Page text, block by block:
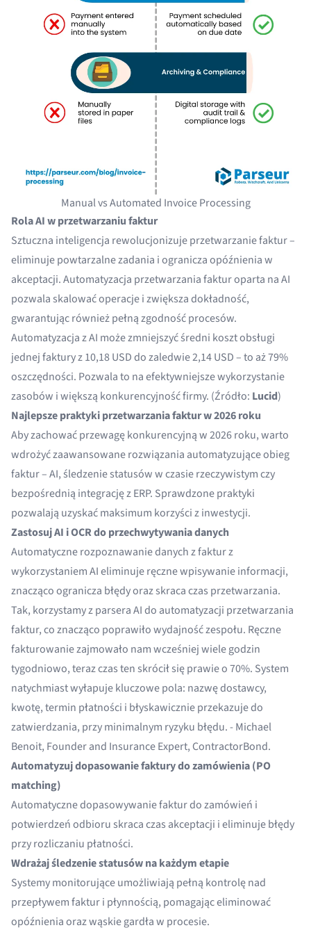
Manual vs Automated Invoice Processing
Rola AI w przetwarzaniu faktur
Sztuczna inteligencja rewolucjonizuje przetwarzanie faktur –
eliminuje powtarzalne zadania i ogranicza opóźnienia w
akceptacji.Automatyzacja przetwarzania faktur oparta na AI
pozwala skalować operacje i zwiększa dokładność,
gwarantując również pełną zgodność procesów.
Automatyzacja z AI może zmniejszyć średni koszt obsługi
jednej faktury z 10,18 USD do zaledwie 2,14 USD – to aż 79%
oszczędności. Pozwala to na efektywniejsze wykorzystanie
zasobów i większą konkurencyjność firmy. (Źródło: Lucid)
Najlepsze praktyki przetwarzania faktur w 2026 roku
Aby zachować przewagę konkurencyjną w 2026 roku, warto
wdrożyć zaawansowane rozwiązania automatyzujące obieg
faktur – AI, śledzenie statusów w czasie rzeczywistym czy
bezpośrednią integrację z ERP. Sprawdzone praktyki
pozwalają uzyskać maksimum korzyści z inwestycji.
Zastosuj AI i OCR do przechwytywania danych
Automatyczne rozpoznawanie danych z faktur z
wykorzystaniem AI eliminuje ręczne wpisywanie informacji,
znacząco ogranicza błędy oraz skraca czas przetwarzania.
Tak, korzystamy z parsera AI do automatyzacji przetwarzania
faktur, co znacząco poprawiło wydajność zespołu. Ręczne
fakturowanie zajmowało nam wcześniej wiele godzin
tygodniowo, teraz czas ten skrócił się prawie o 70%. System
natychmiast wyłapuje kluczowe pola: nazwę dostawcy,
kwotę, termin płatności i błyskawicznie przekazuje do
zatwierdzania, przy minimalnym ryzyku błędu. - Michael
Benoit, Founder and Insurance Expert, ContractorBond.
Automatyzuj dopasowanie faktury do zamówienia (PO
matching)
Automatyczne dopasowywanie faktur do zamówień i
potwierdzeń odbioru skraca czas akceptacji i eliminuje błędy
przy rozliczaniu płatności.
Wdrażaj śledzenie statusów na każdym etapie
Systemy monitorujące umożliwiają pełną kontrolę nad
przepływem faktur i płynnością, pomagając eliminować
opóźnienia oraz wąskie gardła w procesie.